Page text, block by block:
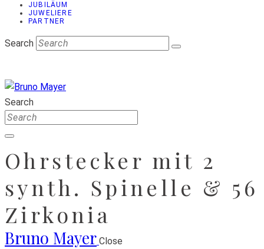
JUBILÄUM
JUWELIERE
PARTNER
Search
Search
Ohrstecker mit 2
synth. Spinelle & 56
Zirkonia
Bruno Mayer Close